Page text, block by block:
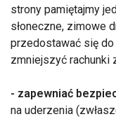
strony pamiętajmy
słoneczne, zimowe
przedostawać się do
zmniejszyć rachunki
- zapewniać
na uderzenia